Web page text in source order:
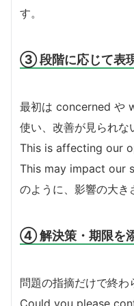
す。
③ 段階に応じて表
最初は concerned や
使い、改善が見られな
This is affecting our
This may impact our
のように、影響の大き
④ 解決策・期限を
問題の指摘だけで終わ
Could you please